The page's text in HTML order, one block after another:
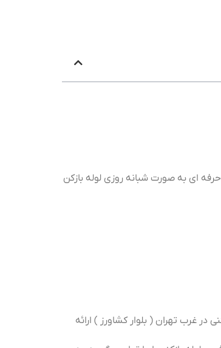
ای به صورت شبانه روزی لوله بازکن
در غرب تهران ( بلوار کشاورز ) ارائه